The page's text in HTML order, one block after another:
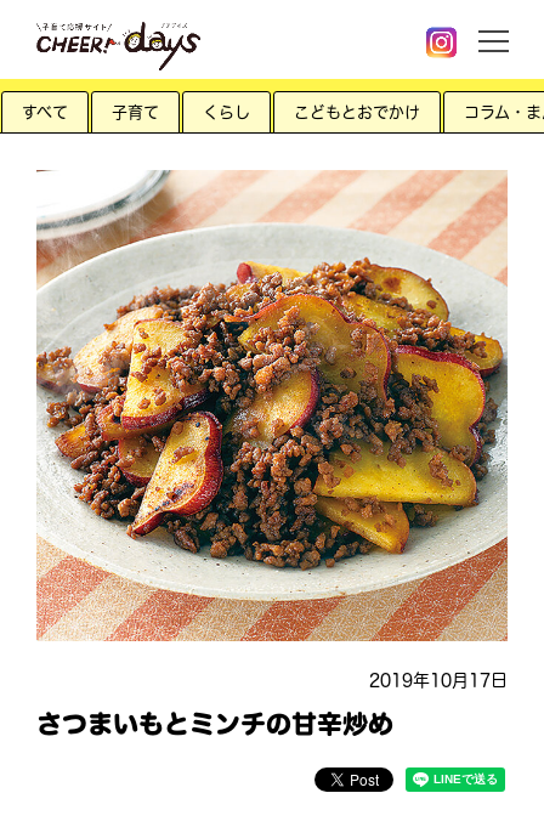
すべて 子育て くらし こどもとおでかけ コラム・
2019年10月17日
さつまいもとミンチの甘辛炒め